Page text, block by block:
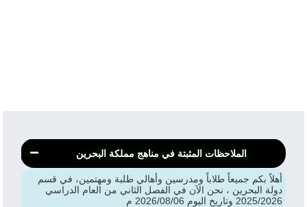
الملاحظات المثبتة في مناهج مملكة البحرين
أهلاً بكم جميعاً طلاباً ومدرسين وأهالي طلبة ومهتمين، في قسم
دولة البحرين ، نحن الآن في الفصل الثاني من العام الدراسي
2025/2026 وتاريخ اليوم 2026/08/06 م